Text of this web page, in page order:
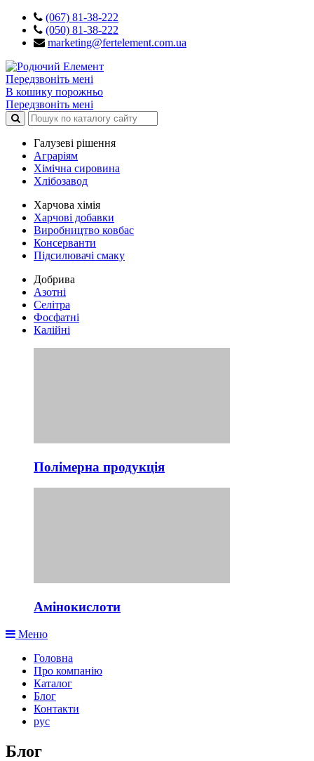
(067) 81-38-222
(050) 81-38-222
marketing@fertelement.com.ua
Передзвоніть мені
В кошику порожньо
Передзвоніть мені
Галузеві рішення
Аграріям
Хімічна сировина
Хлібозавод
Харчова хімія
Харчові добавки
Виробництво ковбас
Консерванти
Підсилювачі смаку
Добрива
Азотні
Селітра
Фосфатні
Калійні
Полімерна продукція
Амінокислоти
Меню
Головна
Про компанію
Каталог
Блог
Контакти
рус
Блог